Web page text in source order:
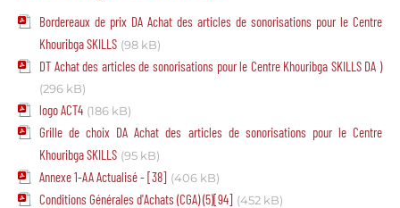
Bordereaux de prix DA Achat des articles de sonorisations pour le Centre
Khouribga SKILLS (98 kB)
DT Achat des articles de sonorisations pour le Centre Khouribga SKILLS DA )
(296 kB)
logo ACT4 (186 kB)
Grille de choix DA Achat des articles de sonorisations pour le Centre
Khouribga SKILLS (95 kB)
Annexe 1-AA Actualisé - [38] (406 kB)
Conditions Générales d'Achats (CGA) (5)[94] (452 kB)